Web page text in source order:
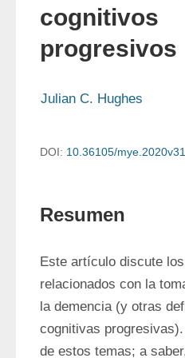
cognitivos
progresivos
Julian C. Hughes
DOI: 10.36105/
Resumen
Este artículo discute
relacionados con la
la demencia (y otras
cognitivas
de estos temas; a